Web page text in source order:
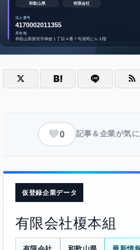
0 記事＆企業が気
仮登録企業データ
有限会社榎本組